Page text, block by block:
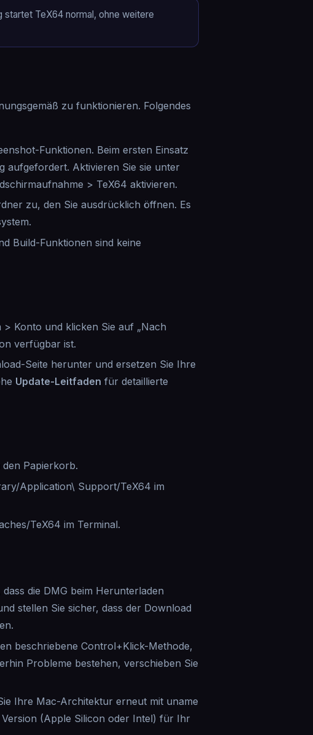
startet TeX64 normal, ohne weitere
zu funktionieren. Folgendes
Funktionen. Beim ersten Einsatz
aufgefordert. Aktivieren Sie sie unter
> TeX64 aktivieren.
zu, den Sie ausdrücklich öffnen. Es
Build-Funktionen sind keine
Konto und klicken Sie auf „Nach
verfügbar ist.
Seite herunter und ersetzen Sie Ihre
Update-Leitfaden für detaillierte
Papierkorb.
Application\ Support/TeX64 im
TeX64 im Terminal.
dass die DMG beim Herunterladen
stellen Sie sicher, dass der Download
beschriebene Control+Klick-Methode,
Probleme bestehen, verschieben Sie
Ihre Mac-Architektur erneut mit uname
Version (Apple Silicon oder Intel) für Ihr